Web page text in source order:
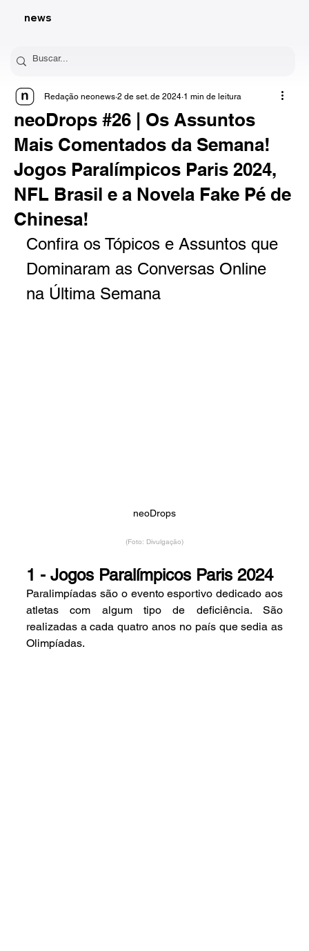
news
neoDrops #26 | Os Assuntos
Mais Comentados da Semana!
Jogos Paralímpicos Paris 2024,
NFL Brasil e a Novela Fake Pé de
Chinesa!
Redação neonews 2 de set. de 2024 1 min de leitura
Confira os Tópicos e Assuntos que
Dominaram as Conversas Online
na Última Semana
neoDrops
(Foto: Divulgação)
1 - Jogos Paralímpicos Paris 2024
Paralimpíadas são o evento esportivo dedicado aos
atletas com algum tipo de deficiência. São
realizadas a cada quatro anos no país que sedia as
Olimpíadas.